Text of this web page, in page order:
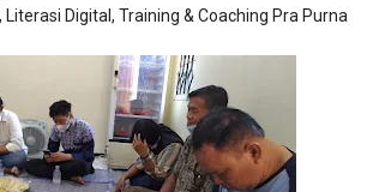
Digital, Training & Coaching Pra Purna